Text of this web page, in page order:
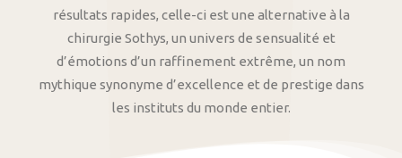
résultats rapides, celle-ci est une alternative à la
chirurgie Sothys, un univers de sensualité et
d’émotions d’un raffinement extrême, un nom
mythique synonyme d’excellence et de prestige dans
les instituts du monde entier.